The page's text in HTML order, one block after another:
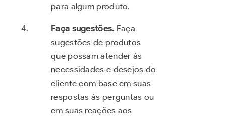
para algum produto.
Faça sugestões. Faça
sugestões de produtos
que possam atender às
necessidades e desejos do
cliente com base em suas
respostas às perguntas ou
em suas reações aos